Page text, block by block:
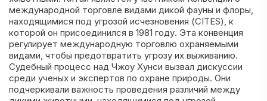
международной торговле видами дикой фауны и флоры,
находящимися под угрозой исчезновения (CITES), к
которой он присоединился в 1981 году. Эта конвенция
регулирует международную торговлю охраняемыми
видами, чтобы предотвратить угрозу их выживанию.
Судебный процесс над Чжоу Хунси вызвал дискуссии
среди ученых и экспертов по охране природы. Они
подчеркивали важность проведения различий между